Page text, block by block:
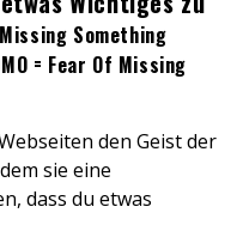
Something
= Fear Of Missing
den Geist der
sie eine
dass du etwas